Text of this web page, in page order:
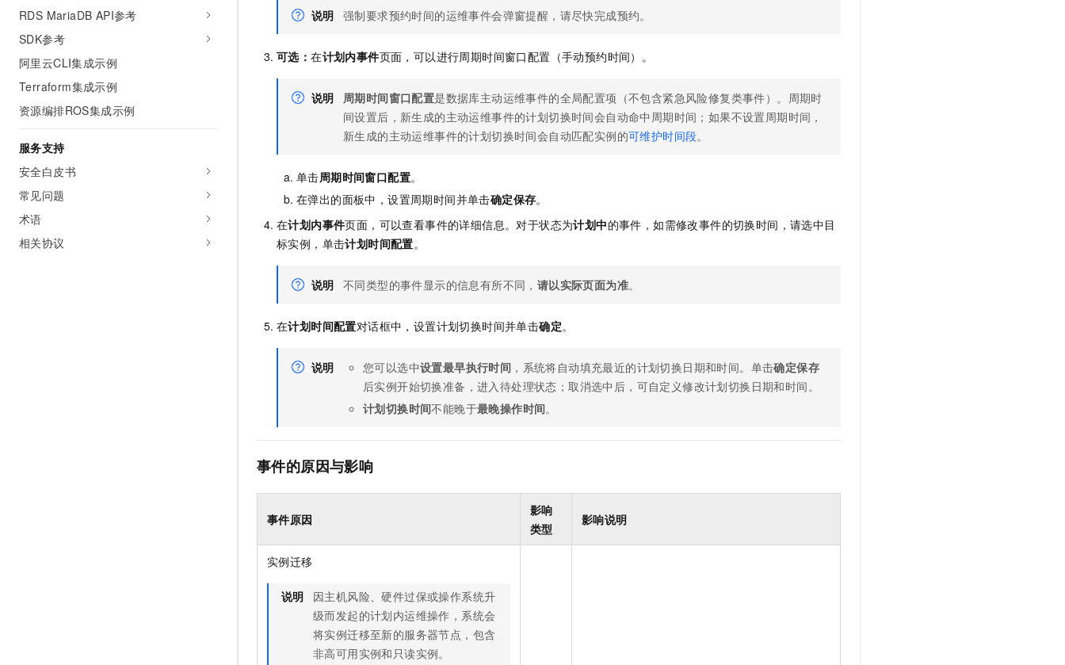
RDS MariaDB API参考
SDK参考
阿里云CLI集成示例
Terraform集成示例
资源编排ROS集成示例
服务支持
安全白皮书
常见问题
术语
相关协议
说明 强制要求预约时间的运维事件会弹窗提醒，请尽快完成预约。
可选：在计划内事件页面，可以进行周期时间窗口配置（手动预约时间）。
说明 周期时间窗口配置是数据库主动运维事件的全局配置项（不包含紧急风险修复类事件）。周期时
间设置后，新生成的主动运维事件的计划切换时间会自动命中周期时间；如果不设置周期时间，
新生成的主动运维事件的计划切换时间会自动匹配实例的可维护时间段。
单击周期时间窗口配置。
在弹出的面板中，设置周期时间并单击确定保存。
在计划内事件页面，可以查看事件的详细信息。对于状态为计划中的事件，如需修改事件的切换时间，请选中目
标实例，单击计划时间配置。
说明 不同类型的事件显示的信息有所不同， 请以实际页面为准。
在计划时间配置对话框中，设置计划切换时间并单击确定。
说明 您可以选中设置最早执行时间 ，系统将自动填充最近的计划切换日期和时间。单击确定保存
后实例开始切换准备，进入待处理状态；取消选中后，可自定义修改计划切换日期和时间。
计划切换时间不能晚于最晚操作时间。
事件的原因与影响
事件原因
影响
类型
影响说明
实例迁移
说明
因主机风险、硬件过保或操作系统升
级而发起的计划内运维操作，系统会
将实例迁移至新的服务器节点，包含
非高可用实例和只读实例。